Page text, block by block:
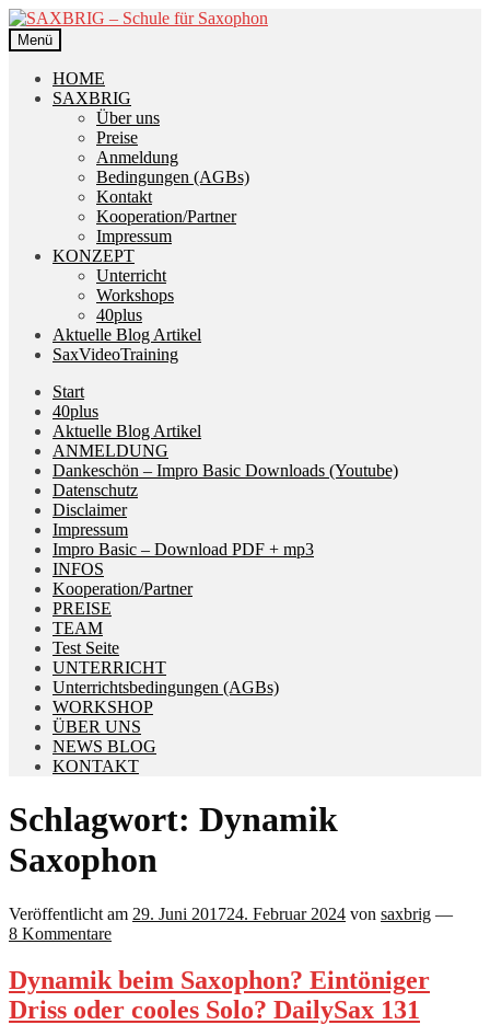
Zur
Navigation
springen
Zum
Inhalt
springen
Menü
HOME
SAXBRIG
Über uns
Preise
Anmeldung
Bedingungen (AGBs)
Kontakt
Kooperation/Partner
Impressum
KONZEPT
Unterricht
Workshops
40plus
Aktuelle Blog Artikel
SaxVideoTraining
Start
40plus
Aktuelle Blog Artikel
ANMELDUNG
Dankeschön – Impro Basic Downloads (Youtube)
Datenschutz
Disclaimer
Impressum
Impro Basic – Download PDF + mp3
INFOS
Kooperation/Partner
PREISE
TEAM
Test Seite
UNTERRICHT
Unterrichtsbedingungen (AGBs)
WORKSHOP
ÜBER UNS
NEWS BLOG
KONTAKT
Schlagwort: Dynamik
Saxophon
Veröffentlicht am 29. Juni 201724. Februar 2024 von saxbrig —
8 Kommentare
Dynamik beim Saxophon? Eintöniger
Driss oder cooles Solo? DailySax 131